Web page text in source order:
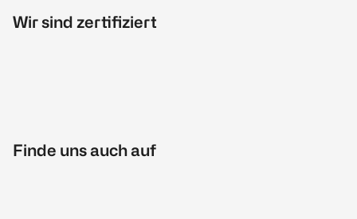
Wir sind zertifiziert
Finde uns auch auf